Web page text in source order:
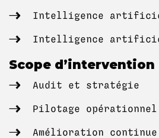
Intelligence
Intelligence
Scope d’intervention
Audit et stratégie
Pilotage
Amélioration continue